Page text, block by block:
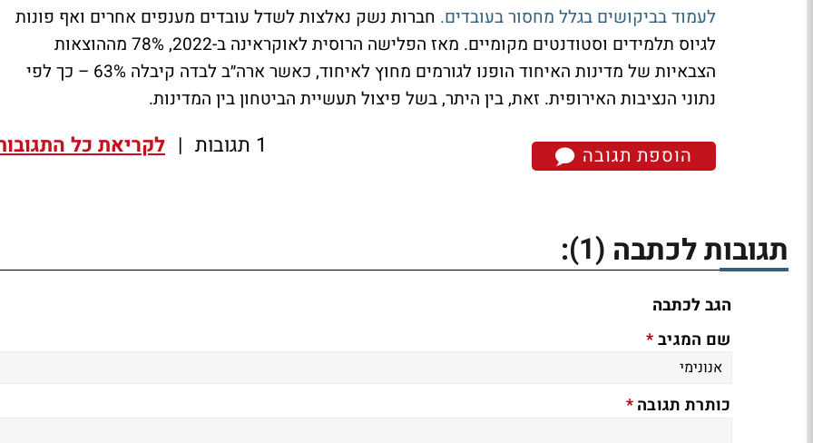
לעמוד בביקושים בגלל מחסור בעובדים. חברות נשק נאלצות לשדל עובדים מענפים אחרים ואף פונות
לגיוס תלמידים וסטודנטים מקומיים. מאז הפלישה הרוסית לאוקראינה ב-2022, 78% מההוצאות
הצבאיות של מדינות האיחוד הופנו לגורמים מחוץ לאיחוד, כאשר ארה״ב לבדה קיבלה 63% – כך לפי
נתוני הנציבות האירופית. זאת, בין היתר, בשל פיצול תעשיית הביטחון בין המדינות.
הוספת תגובה 1 תגובות | לקריאת כל
תגובות לכתבה (1)
:
הגב לכתבה
שם המגיב*
כותרת תגובה*